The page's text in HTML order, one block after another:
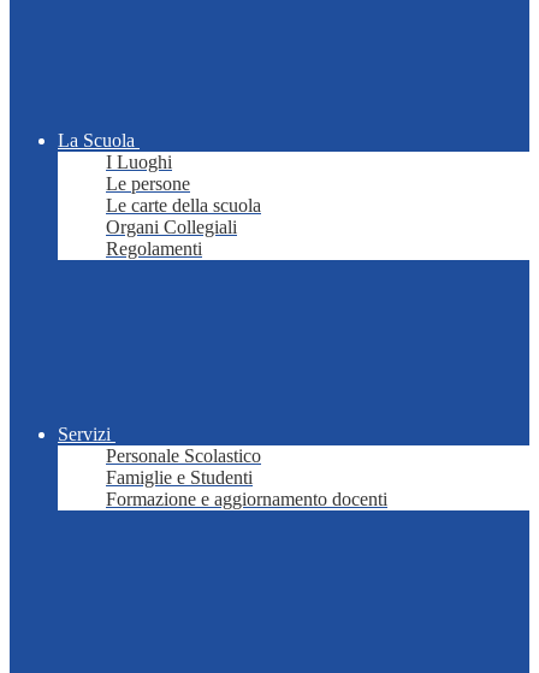
La Scuola
I Luoghi
Le persone
Le carte della scuola
Organi Collegiali
Regolamenti
Servizi
Personale Scolastico
Famiglie e Studenti
Formazione e aggiornamento docenti